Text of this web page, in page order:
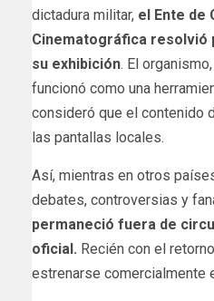
dictadura militar, el Ente de
Cinematográfica resolvió
su exhibición. El
funcionó como una
consideró que el contenido
las pantallas locales.
Así, mientras en otros
debates, controversias y
permaneció fuera de
oficial. Recién con el
estrenarse comercialmente